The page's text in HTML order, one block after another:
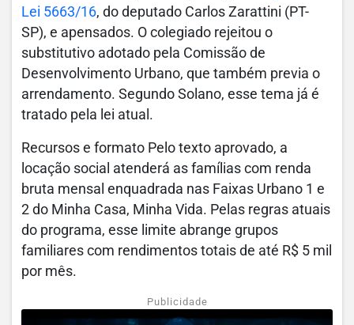
Lei 5663/16, do deputado Carlos Zarattini (PT-
SP), e apensados. O colegiado rejeitou o
substitutivo adotado pela Comissão de
Desenvolvimento Urbano, que também previa o
arrendamento. Segundo Solano, esse tema já é
tratado pela lei atual.
Recursos e formato Pelo texto aprovado, a
locação social atenderá as famílias com renda
bruta mensal enquadrada nas Faixas Urbano 1 e
2 do Minha Casa, Minha Vida. Pelas regras atuais
do programa, esse limite abrange grupos
familiares com rendimentos totais de até R$ 5 mil
por mês.
Publicidade